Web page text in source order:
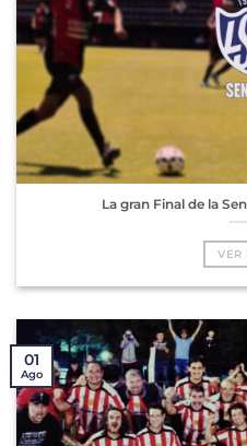
La gran Final de la
VER
01
Ago